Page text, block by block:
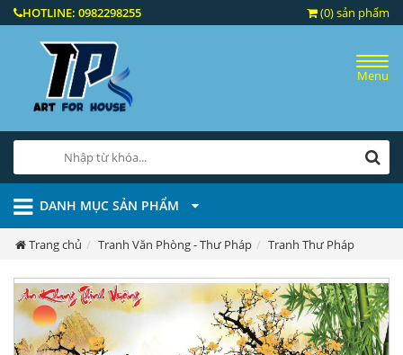
HOTLINE: 0982298255 (0) sản phẩm
Menu
DANH MỤC SẢN PHẨM
Trang chủ Tranh Văn Phòng - Thư Pháp Tranh Thư Pháp